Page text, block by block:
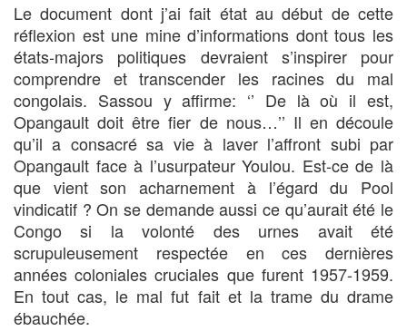
Le document dont j’ai fait état au début de cette
réflexion est une mine d’informations dont tous les
états-majors politiques devraient s’inspirer pour
comprendre et transcender les racines du mal
congolais. Sassou y affirme: ‘’ De là où il est,
Opangault doit être fier de nous…’’ Il en découle
qu’il a consacré sa vie à laver l’affront subi par
Opangault face à l’usurpateur Youlou. Est-ce de là
que vient son acharnement à l’égard du Pool
vindicatif ? On se demande aussi ce qu’aurait été le
Congo si la volonté des urnes avait été
scrupuleusement respectée en ces dernières
années coloniales cruciales que furent 1957-1959.
En tout cas, le mal fut fait et la trame du drame
ébauchée.